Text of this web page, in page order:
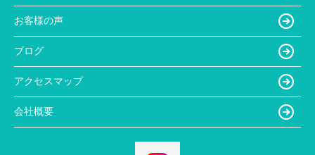
お客様の声
ブログ
アクセスマップ
会社概要